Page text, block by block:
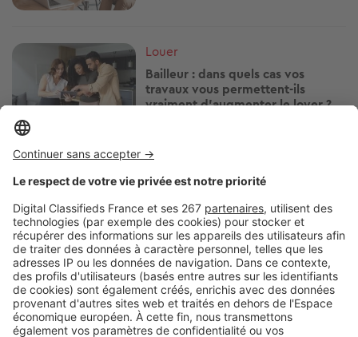
Image
Louer
Bailleur : dans quels cas vos
travaux vous permettent-ils
vraiment d’augmenter le loyer ?
Image
Volet roulant en panne : locataire
ou propriétaire, à qui revient la
facture ?
Image
Louer
Logement social : pourquoi le
système HLM est sous pression